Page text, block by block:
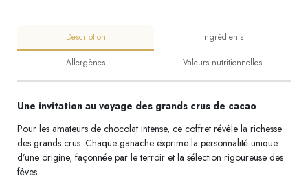
Description Ingrédients
Allergènes Valeurs nutritionnelles
Une invitation au voyage des grands crus de cacao
Pour les amateurs de chocolat intense, ce coffret révèle la richesse
des grands crus. Chaque ganache exprime la personnalité unique
d’une origine, façonnée par le terroir et la sélection rigoureuse des
fèves.